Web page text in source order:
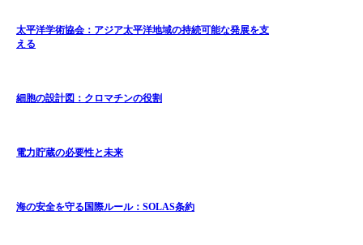
太平洋学術協会：アジア太平洋地域の持続可能な発展を支
える
細胞の設計図：クロマチンの役割
電力貯蔵の必要性と未来
海の安全を守る国際ルール：SOLAS条約